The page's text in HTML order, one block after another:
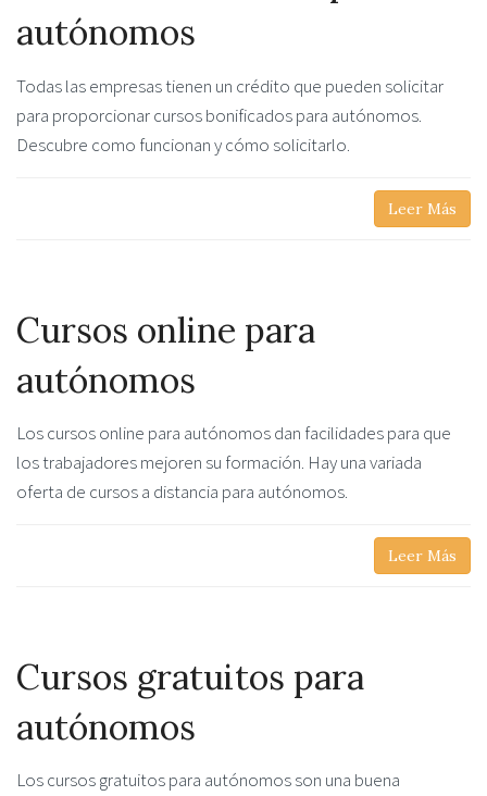
autónomos
Todas las empresas tienen un crédito que pueden solicitar
para proporcionar cursos bonificados para autónomos.
Descubre como funcionan y cómo solicitarlo.
Leer Más
Cursos online para
autónomos
Los cursos online para autónomos dan facilidades para que
los trabajadores mejoren su formación. Hay una variada
oferta de cursos a distancia para autónomos.
Leer Más
Cursos gratuitos para
autónomos
Los cursos gratuitos para autónomos son una buena